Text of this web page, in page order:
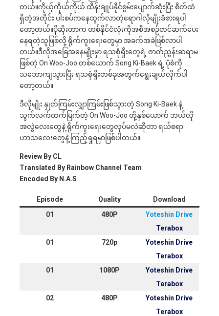
တယ်။ကိုယ့်ကိုယ်ကိုယ် ထိန်းချုပ်နိုင်စွမ်းပျောက်ဆုံးပြီး စိတ်ထဲ
ရှိတဲ့အတိုင်း ပါးစပ်ကနေထွက်လာတဲ့ရောဂါလိုမျိုးခံစားရပါ
တော့တယ်။ပိုဆိုးတာက တစ်နိုင်ငံလုံးကိုအစီအစဉ်တင်ဆက်ပေး
နေရတဲ့သူဖြစ်လို့ ရိုက်ကူးရေးတွေမှာ အခက်အခဲဖြစ်လာပါ
တယ်။ဒီလိုအခြေအနေမျိုးမှာ ရသစုံရှိုးတွေရဲ့ ဇာတ်ညွှန်းဆရာမ
ဖြစ်တဲ့ On Woo-Joo တစ်ယောက် Song Ki-Baek ရဲ့ ပုံစံကို
သဘောကျသွားပြီး ရသစုံရှိုးတစ်ခုအတွက်ရွေးချယ်လိုက်ပါ
တော့တယ်။
ဒီလိုမျိုး နှုတ်ကြမ်းလျှာကြမ်းဖြစ်သွားတဲ့ Song Ki-Baek နဲ့
သွက်လက်ထက်မြက်တဲ့ On Woo-Joo တို့နှစ်ယောက် ဘယ်လို
အလွဲလေးတွေနဲ့ ရိုက်ကူးရေးတွေလုပ်မလဲဆိုတာ ရယ်စရာ
ဟာသလေးတွေနဲ့ ကြည့်ရှုရမှာဖြစ်ပါတယ်။
Review By CL
Translated By Rainbow Channel Team
Encoded By N.A.S
Episode Quality
Download
01
480P
Yoteshin Drive
Terabox
01
720p
Yoteshin Drive
Terabox
01
1080P
Yoteshin Drive
Terabox
02
480P
Yoteshin Drive
Terabox